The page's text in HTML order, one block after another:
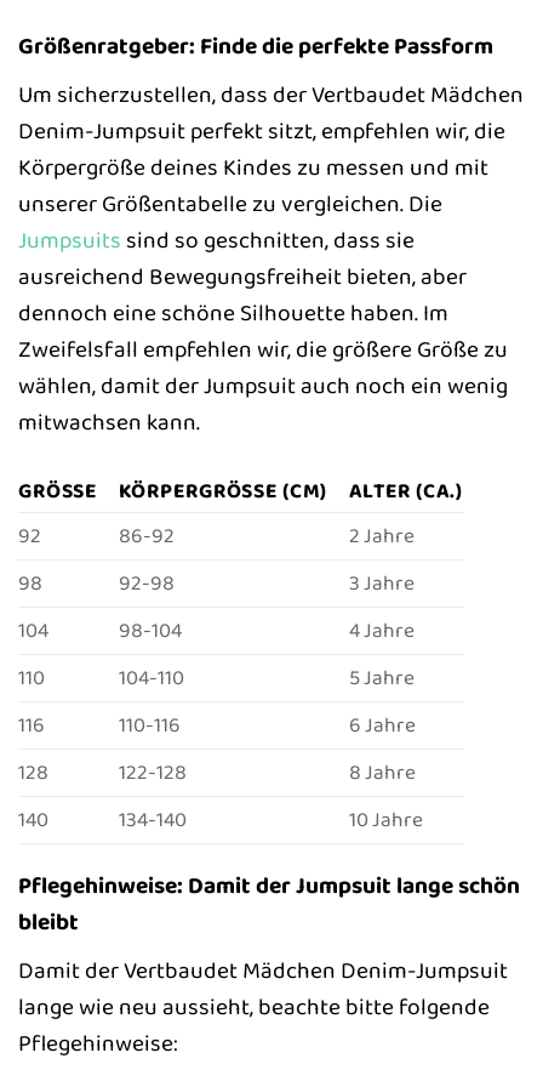
Größenratgeber: Finde die perfekte Passform
Um sicherzustellen, dass der Vertbaudet Mädchen
Denim-Jumpsuit perfekt sitzt, empfehlen wir, die
Körpergröße deines Kindes zu messen und mit
unserer Größentabelle zu vergleichen. Die
Jumpsuits sind so geschnitten, dass sie
ausreichend Bewegungsfreiheit bieten, aber
dennoch eine schöne Silhouette haben. Im
Zweifelsfall empfehlen wir, die größere Größe zu
wählen, damit der Jumpsuit auch noch ein wenig
mitwachsen kann.
GRÖSSE KÖRPERGRÖSSE (CM)
ALTER (CA.)
92
86-92
2 Jahre
98
92-98
3 Jahre
104
98-104
4 Jahre
110
104-110
5 Jahre
116
110-116
6 Jahre
128
122-128
8 Jahre
140
134-140 10 Jahre
Pflegehinweise: Damit der Jumpsuit lange schön
bleibt
Damit der Vertbaudet Mädchen Denim-Jumpsuit
lange wie neu aussieht, beachte bitte folgende
Pflegehinweise: